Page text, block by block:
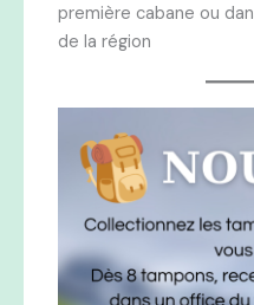
première cabane ou
de la région